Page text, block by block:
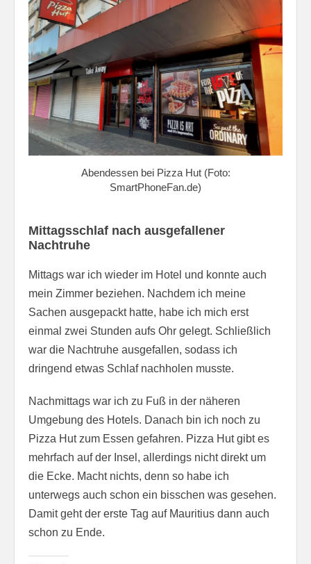
Abendessen bei Pizza Hut (Foto:
SmartPhoneFan.de)
Mittagsschlaf nach ausgefallener
Nachtruhe
Mittags war ich wieder im Hotel und konnte auch
mein Zimmer beziehen. Nachdem ich meine
Sachen ausgepackt hatte, habe ich mich erst
einmal zwei Stunden aufs Ohr gelegt. Schließlich
war die Nachtruhe ausgefallen, sodass ich
dringend etwas Schlaf nachholen musste.
Nachmittags war ich zu Fuß in der näheren
Umgebung des Hotels. Danach bin ich noch zu
Pizza Hut zum Essen gefahren. Pizza Hut gibt es
mehrfach auf der Insel, allerdings nicht direkt um
die Ecke. Macht nichts, denn so habe ich
unterwegs auch schon ein bisschen was gesehen.
Damit geht der erste Tag auf Mauritius dann auch
schon zu Ende.